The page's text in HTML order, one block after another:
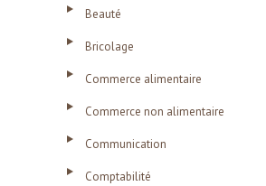
Beauté
Bricolage
Commerce alimentaire
Commerce non alimentaire
Communication
Comptabilité